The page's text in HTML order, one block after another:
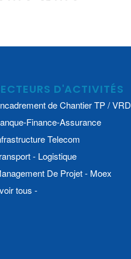
D'ACTIVITÉS
de Chantier TP / VRD
Finance-Assurance
Telecom
- Logistique
De Projet - Moex
tous -